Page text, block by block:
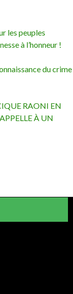
les peuples
à l’honneur !
du crime
RAONI EN
À UN